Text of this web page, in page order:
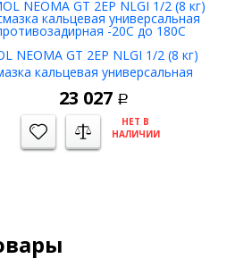
NEOMA GT 2EP NLGI 1/2 (8 кг)
кальцевая универсальная
противозадирная -20С до 180С
23 027 Р
НЕТ В
НАЛИЧИИ